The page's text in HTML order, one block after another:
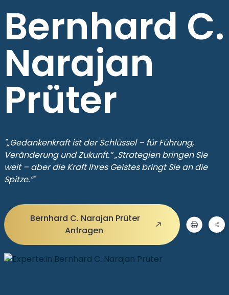
Bernhard C.
Narajan
Prüter
"„Gedankenkraft ist der Schlüssel – für Führung,
Veränderung und Zukunft.“ „Strategien bringen Sie
weit – aber die Kraft Ihres Geistes bringt Sie an die
Spitze.“"
Bernhard C. Narajan Prüter
Anfragen